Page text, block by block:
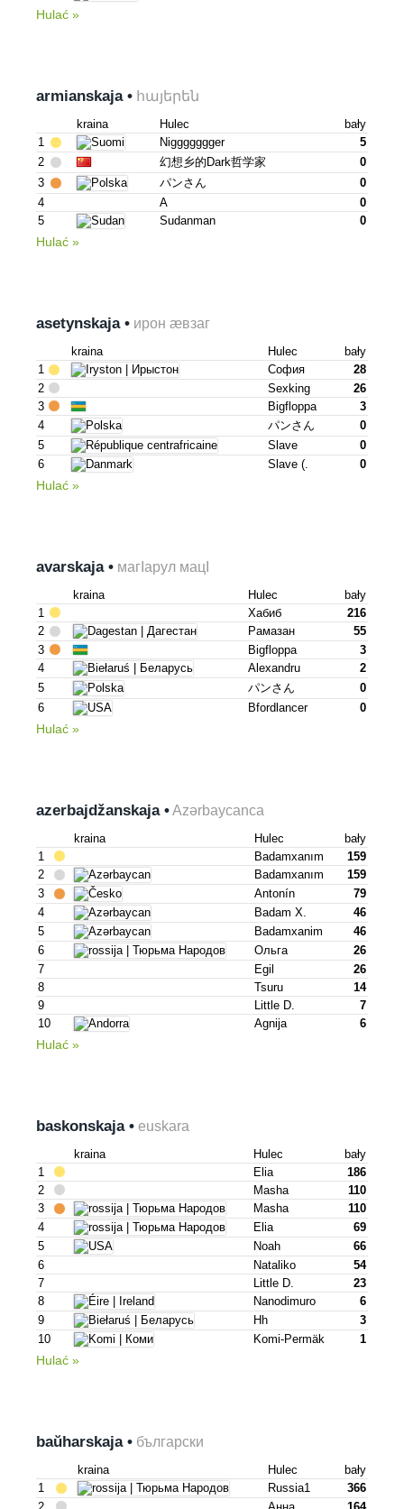
Hulać »
armianskaja • հայերեն
kraina Hulec
bały
1
Niggggggger
5
2
幻想乡的dark哲学家
0
3
パンさん
0
4
A
0
5
Sudanman 0
Hulać »
asetynskaja • ирон æвзаг
kraina Hulec
bały
1
София
28
2
Sexking
26
3
Bigfloppa
3
4
パンさん
0
5
Slave
0
6
Slave (. 0
Hulać »
avarskaja • магІарул мацІ
kraina Hulec
bały
1
Хабиб
216
2
Рамазан
55
3
Bigfloppa
3
4
Alexandru
2
5
パンさん
0
6
Bfordlancer 0
Hulać »
azerbajdžan­skaja •Azərbaycanca
kraina Hulec
bały
1
Badamxanım
159
2
Badamxanım
159
3
Antonín
79
4
Badam X.
46
5
Badamxanim
46
6
Ольга
26
7
Egil
26
8
Tsuru
14
9
Little D.
7
10
Agnija 6
Hulać »
baskonskaja • euskara
kraina Hulec
bały
1
Elia
186
2
Masha
110
3
Masha
110
4
Elia
69
5
Noah
66
6
Nataliko
54
7
Little D.
23
8
Nanodimuro
6
9
Hh
3
10
Komi-Permäk 1
Hulać »
baŭharskaja • български
kraina Hulec
bały
1
Russia1
366